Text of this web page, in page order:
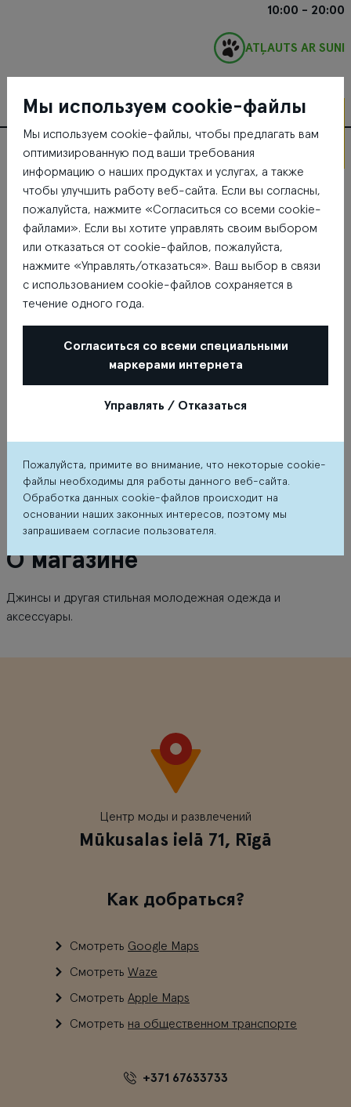
10:00 - 20:00
ATĻAUTS AR SUNI
На 01.
Где находится X Jeans
О магазине
Джинсы и другая стильная молодежная одежда и
аксессуары.
Центр моды и развлечений
Mūkusalas ielā 71, Rīgā
Как добраться?
Смотреть Google Maps
Смотреть Waze
Смотреть Apple Maps
Смотреть на общественном транспорте
+371 67633733
Мы используем cookie-файлы
Мы используем cookie-файлы, чтобы предлагать вам
оптимизированную под ваши требования
информацию о наших продуктах и услугах, а также
чтобы улучшить работу веб-сайта. Если вы согласны,
пожалуйста, нажмите «Согласиться со всеми cookie-
файлами». Если вы хотите управлять своим выбором
или отказаться от cookie-файлов, пожалуйста,
нажмите «Управлять/отказаться». Ваш выбор в связи
с использованием cookie-файлов сохраняется в
течение одного года.
Согласиться со всеми специальными
маркерами интернета
Управлять / Отказаться
Пожалуйста, примите во внимание, что некоторые cookie-
файлы необходимы для работы данного веб-сайта.
Обработка данных cookie-файлов происходит на
основании наших законных интересов, поэтому мы
запрашиваем согласие пользователя.